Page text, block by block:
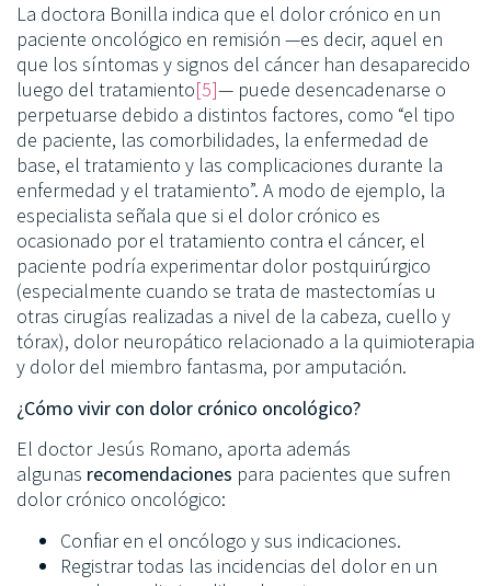
La doctora Bonilla indica que el dolor crónico en un
paciente oncológico en remisión —es decir, aquel en
que los síntomas y signos del cáncer han desaparecido
luego del tratamiento[5]— puede desencadenarse o
perpetuarse debido a distintos factores, como “el tipo
de paciente, las comorbilidades, la enfermedad de
base, el tratamiento y las complicaciones durante la
enfermedad y el tratamiento”. A modo de ejemplo, la
especialista señala que si el dolor crónico es
ocasionado por el tratamiento contra el cáncer, el
paciente podría experimentar dolor postquirúrgico
(especialmente cuando se trata de mastectomías u
otras cirugías realizadas a nivel de la cabeza, cuello y
tórax), dolor neuropático relacionado a la quimioterapia
y dolor del miembro fantasma, por amputación.
¿Cómo vivir con dolor crónico oncológico?
El doctor Jesús Romano, aporta además
algunas recomendaciones para pacientes que sufren
dolor crónico oncológico:
Confiar en el oncólogo y sus indicaciones.
Registrar todas las incidencias del dolor en un